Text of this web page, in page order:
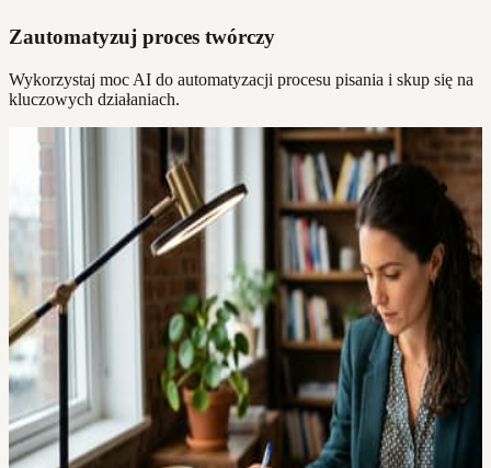
Zautomatyzuj proces twórczy
Wykorzystaj moc AI do automatyzacji procesu pisania i skup się na
kluczowych działaniach.